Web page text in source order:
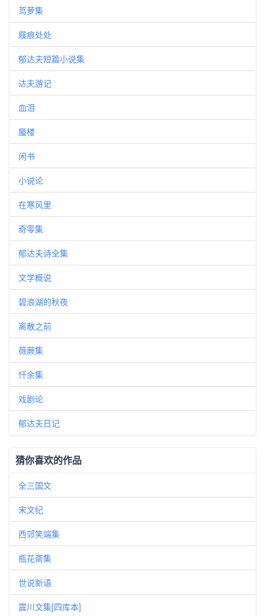
茑萝集
屐痕处处
郁达夫短篇小说集
达夫游记
血泪
蜃楼
闲书
小说论
在寒风里
奇零集
郁达夫诗全集
文学概说
碧浪湖的秋夜
离散之前
薇蕨集
忏余集
戏剧论
郁达夫日记
猜你喜欢的作品
全三国文
宋文纪
西郊笑端集
瓶花斋集
世说新语
震川文集[四库本]